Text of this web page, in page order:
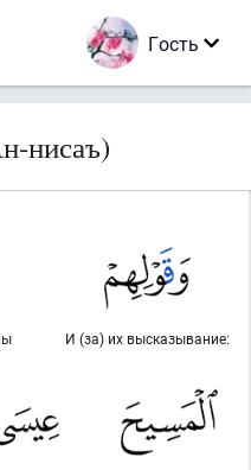
Гость
нисаъ)
И (за) их высказывание: